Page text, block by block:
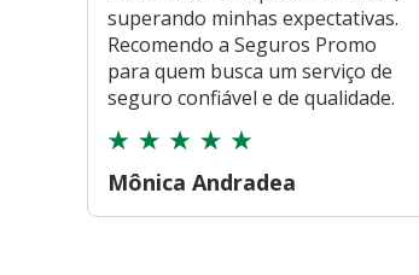
superando minhas expectativas.
Recomendo a Seguros Promo
para quem busca um serviço de
seguro confiável e de qualidade.
Mônica Andradea